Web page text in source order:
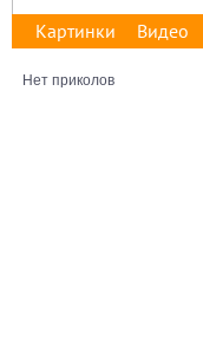
Картинки Видео
Нет приколов